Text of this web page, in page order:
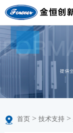
首页> 技术支持>